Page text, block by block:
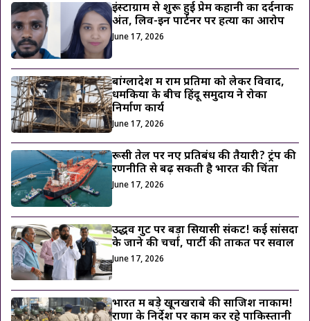
इंस्टाग्राम से शुरू हुई प्रेम कहानी का दर्दनाक
अंत, लिव-इन पार्टनर पर हत्या का आरोप
June 17, 2026
बांग्लादेश में राम प्रतिमा को लेकर विवाद,
धमकियों के बीच हिंदू समुदाय ने रोका
निर्माण कार्य
June 17, 2026
रूसी तेल पर नए प्रतिबंध की तैयारी? ट्रंप की
रणनीति से बढ़ सकती है भारत की चिंता
June 17, 2026
उद्धव गुट पर बड़ा सियासी संकट! कई सांसदों
के जाने की चर्चा, पार्टी की ताकत पर सवाल
June 17, 2026
भारत में बड़े खूनखराबे की साजिश नाकाम!
राणा के निर्देश पर काम कर रहे पाकिस्तानी